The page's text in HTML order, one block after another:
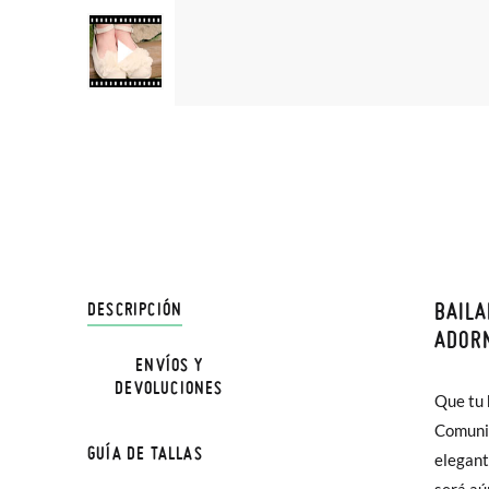
DESCRIPCIÓN
Que tu
unas
ENVÍOS Y
DEVOLUCIONES
En
hasta
poco
En
GUÍA DE TALLAS